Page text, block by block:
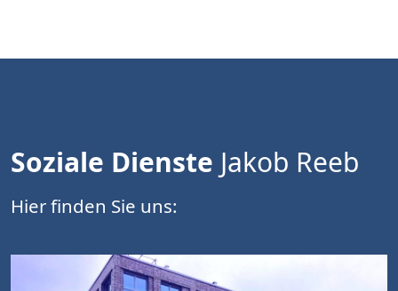
Soziale Dienste Jakob Reeb
Hier finden Sie uns: